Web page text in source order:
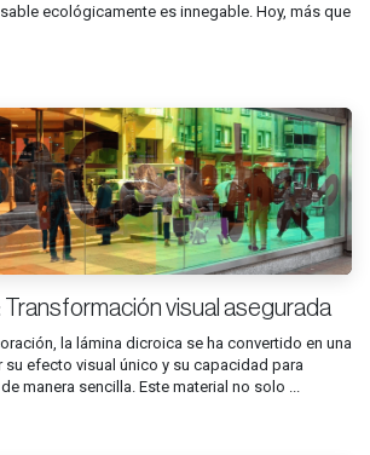
ecológicamente es innegable. Hoy, más que
Transformación visual asegurada
la lámina dicroica se ha convertido en una
efecto visual único y su capacidad para
manera sencilla. Este material no solo ...